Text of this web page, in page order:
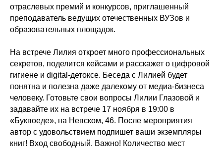
отраслевых премий и конкурсов, приглашенный
преподаватель ведущих отечественных ВУЗов и
образовательных площадок.
На встрече Лилия откроет много профессиональных
секретов, поделится кейсами и расскажет о цифровой
гигиене и digital-детоксе. Беседа с Лилией будет
понятна и полезна даже далекому от медиа-бизнеса
человеку. Готовьте свои вопросы Лилии Глазовой и
задавайте их на встрече 17 ноября в 19:00 в
«Буквоеде», на Невском, 46. После мероприятия
автор с удовольствием подпишет ваши экземпляры
книг! Вход свободный. Важно! Количество мест